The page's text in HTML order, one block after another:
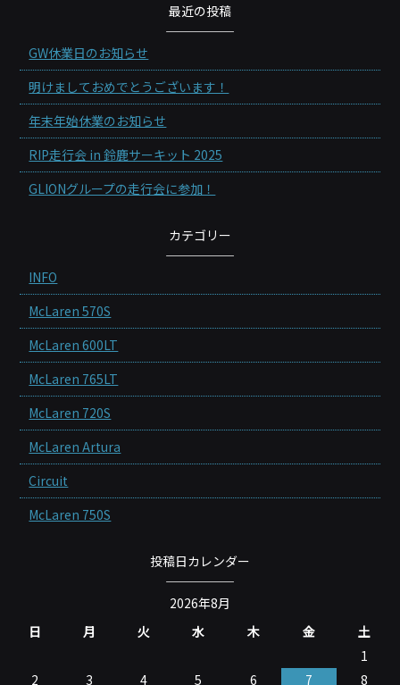
最近の投稿
GW休業日のお知らせ
明けましておめでとうございます！
年末年始休業のお知らせ
RIP走行会 in 鈴鹿サーキット 2025
GLIONグループの走行会に参加！
カテゴリー
INFO
McLaren 570S
McLaren 600LT
McLaren 765LT
McLaren 720S
McLaren Artura
Circuit
McLaren 750S
投稿日カレンダー
2026年8月
日
月 火 水 木 金
土
1
2
3 4 5 6 7 8